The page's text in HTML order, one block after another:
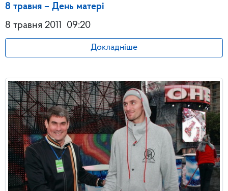
8 травня – День матері
8 травня 2011
09:20
Докладніше